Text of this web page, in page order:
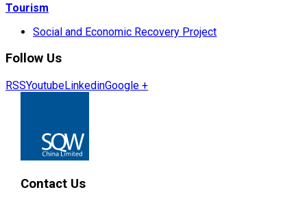
Tourism
Social and Economic Recovery Project
Follow Us
RSSYoutubeLinkedinGoogle +
Contact Us